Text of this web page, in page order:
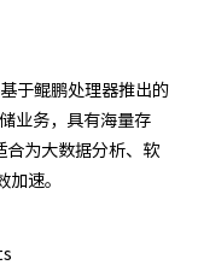
于鲲鹏处理器推出的
业务，具有海量存
合为大数据分析、软
速。